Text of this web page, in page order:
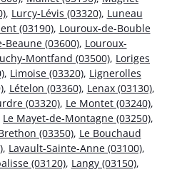
, Lurcy-Lévis (03320), Luneau
(03190), Louroux-de-Bouble
Beaune (03600), Louroux-
Montfand (03500), Loriges
, Limoise (03320), Lignerolles
, Lételon (03360), Lenax (03130),
(03320), Le Montet (03240),
Le Mayet-de-Montagne (03250),
(03350), Le Bouchaud
, Lavault-Sainte-Anne (03100),
(03120), Langy (03150),